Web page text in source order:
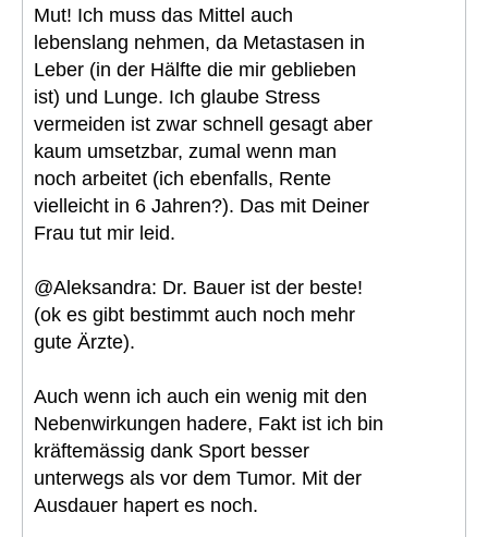
Mut! Ich muss das Mittel auch
lebenslang nehmen, da Metastasen in
Leber (in der Hälfte die mir geblieben
ist) und Lunge. Ich glaube Stress
vermeiden ist zwar schnell gesagt aber
kaum umsetzbar, zumal wenn man
noch arbeitet (ich ebenfalls, Rente
vielleicht in 6 Jahren?). Das mit Deiner
Frau tut mir leid.
@Aleksandra: Dr. Bauer ist der beste!
(ok es gibt bestimmt auch noch mehr
gute Ärzte).
Auch wenn ich auch ein wenig mit den
Nebenwirkungen hadere, Fakt ist ich bin
kräftemässig dank Sport besser
unterwegs als vor dem Tumor. Mit der
Ausdauer hapert es noch.